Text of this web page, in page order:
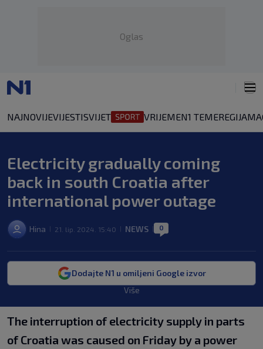
Oglas
NAJNOVIJEVIJESTISVIJET VRIJEMEN1 TEMEREGIJA
Electricity gradually coming
back in south Croatia after
international power outage
Hina 21. lip. 2024. 15:40 NEWS 0
Dodajte N1 u omiljeni Google izvor
Više
The interruption of electricity supply in parts
of Croatia was caused on Friday by a power